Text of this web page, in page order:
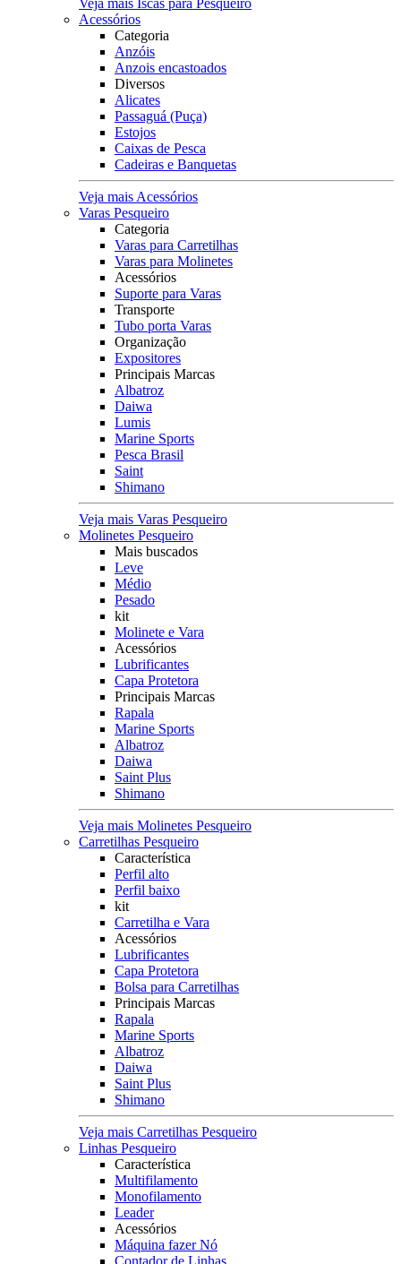
Veja mais Iscas para Pesqueiro
Acessórios
Categoria
Anzóis
Anzois encastoados
Diversos
Alicates
Passaguá (Puça)
Estojos
Caixas de Pesca
Cadeiras e Banquetas
Veja mais Acessórios
Varas Pesqueiro
Categoria
Varas para Carretilhas
Varas para Molinetes
Acessórios
Suporte para Varas
Transporte
Tubo porta Varas
Organização
Expositores
Principais Marcas
Albatroz
Daiwa
Lumis
Marine Sports
Pesca Brasil
Saint
Shimano
Veja mais Varas Pesqueiro
Molinetes Pesqueiro
Mais buscados
Leve
Médio
Pesado
kit
Molinete e Vara
Acessórios
Lubrificantes
Capa Protetora
Principais Marcas
Rapala
Marine Sports
Albatroz
Daiwa
Saint Plus
Shimano
Veja mais Molinetes Pesqueiro
Carretilhas Pesqueiro
Característica
Perfil alto
Perfil baixo
kit
Carretilha e Vara
Acessórios
Lubrificantes
Capa Protetora
Bolsa para Carretilhas
Principais Marcas
Rapala
Marine Sports
Albatroz
Daiwa
Saint Plus
Shimano
Veja mais Carretilhas Pesqueiro
Linhas Pesqueiro
Característica
Multifilamento
Monofilamento
Leader
Acessórios
Máquina fazer Nó
Contador de Linhas